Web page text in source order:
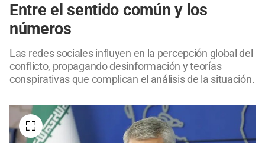
Entre el sentido común y los
números
Las redes sociales influyen en la percepción global del
conflicto, propagando desinformación y teorías
conspirativas que complican el análisis de la situación.